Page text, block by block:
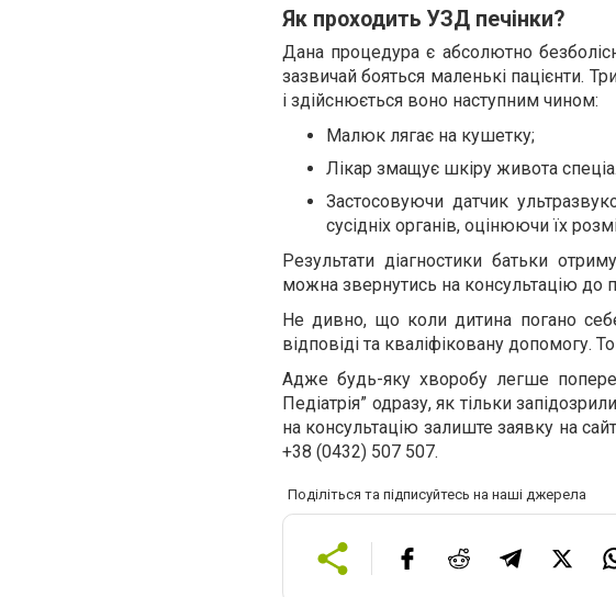
Як проходить УЗД печінки?
Дана процедура є абсолютно
зазвичай бояться маленькі пацієнти.
і здійснюється воно наступним чином:
Малюк лягає на кушетку;
Лікар змащує шкіру живота
Застосовуючи датчик
сусідніх органів, оцінюючи їх
Результати діагностики батьки
можна звернутись на консультацію до
Не дивно, що коли дитина погано
відповіді та кваліфіковану допомогу.
Адже будь-яку хворобу легше
Педіатрія” одразу, як тільки
на консультацію залиште заявку на
+38 (0432) 507 507.
Поділіться та підписуйтесь на наші джерела